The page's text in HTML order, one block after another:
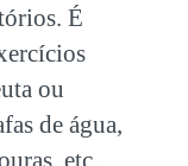
É
ou
de água,
etc.